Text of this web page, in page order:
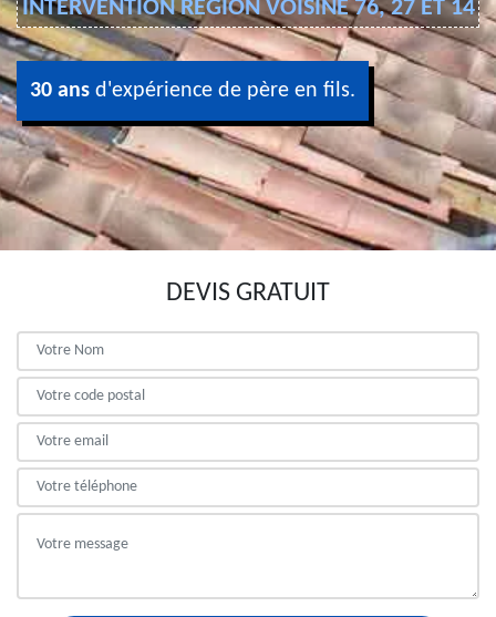
INTERVENTION RÉGION VOISINE 76, 27 ET 14
30 ans d'expérience de père en fils.
DEVIS GRATUIT